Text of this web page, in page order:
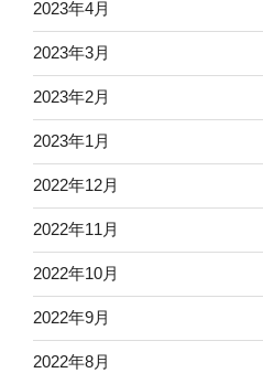
2023年4月
2023年3月
2023年2月
2023年1月
2022年12月
2022年11月
2022年10月
2022年9月
2022年8月